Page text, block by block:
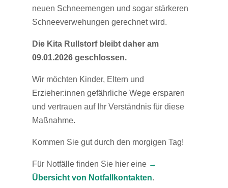
neuen Schneemengen und sogar stärkeren
Schneeverwehungen gerechnet wird.
Die Kita Rullstorf bleibt daher am
09.01.2026 geschlossen.
Wir möchten Kinder, Eltern und
Erzieher:innen gefährliche Wege ersparen
und vertrauen auf Ihr Verständnis für diese
Maßnahme.
Kommen Sie gut durch den morgigen Tag!
Für Notfälle finden Sie hier eine →
Übersicht von Notfallkontakten.